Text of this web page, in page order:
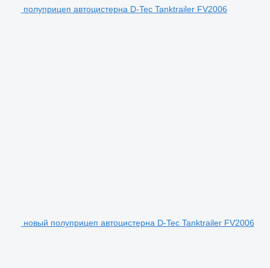
полуприцеп автоцистерна D-Tec Tanktrailer FV2006
новый полуприцеп автоцистерна D-Tec Tanktrailer FV2006